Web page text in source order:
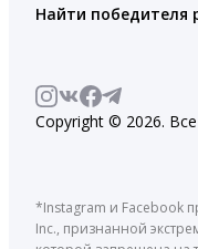
Найти победителя
Copyright © 2026.
*Instagram и Facebook
Inc., признанной